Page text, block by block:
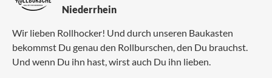
Niederrhein
Wir lieben Rollhocker! Und durch unseren Baukasten
bekommst Du genau den Rollburschen, den Du brauchst.
Und wenn Du ihn hast, wirst auch Du ihn lieben.